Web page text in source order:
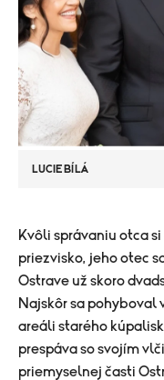
LUCIE BÍLÁ
​Kvôli správaniu otca
priezvisko, jeho otec
Ostrave už skoro
Najskôr sa pohyboval
areáli starého
prespáva so svojím
priemyselnej časti